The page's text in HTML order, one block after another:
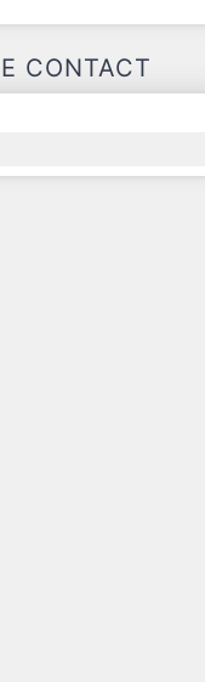
CONTACT